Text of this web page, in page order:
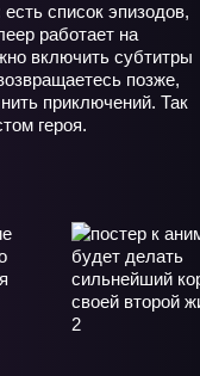
список эпизодов,
работает на
включить субтитры
позже,
приключений. Так
героя.